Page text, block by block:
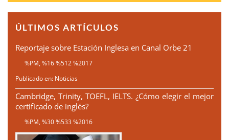
ÚLTIMOS ARTÍCULOS
Reportaje sobre Estación Inglesa en Canal Orbe 21
%PM, %16 %512 %2017
Publicado en: Noticias
Cambridge, Trinity, TOEFL, IELTS. ¿Cómo elegir el mejor
certificado de inglés?
%PM, %30 %533 %2016